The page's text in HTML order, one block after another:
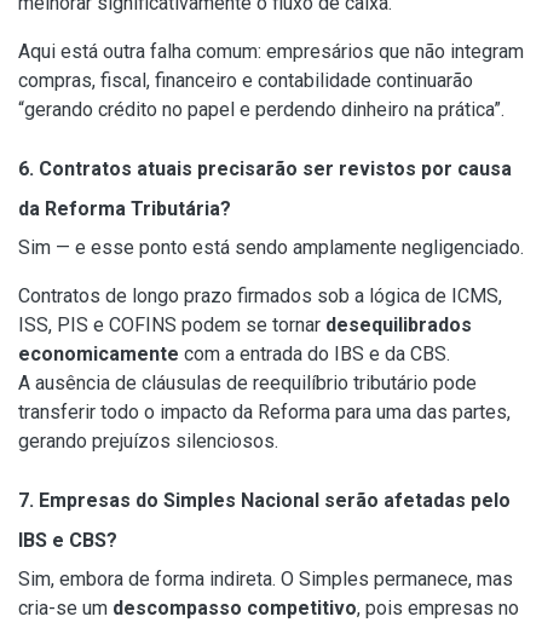
Aqui está outra falha comum: empresários que não integram
compras, fiscal, financeiro e contabilidade continuarão
“gerando crédito no papel e perdendo dinheiro na prática”.
6. Contratos atuais precisarão ser revistos por causa
da Reforma Tributária?
Sim — e esse ponto está sendo amplamente negligenciado.
Contratos de longo prazo firmados sob a lógica de ICMS,
ISS, PIS e COFINS podem se tornar desequilibrados
economicamente com a entrada do IBS e da CBS.
A ausência de cláusulas de reequilíbrio tributário pode
transferir todo o impacto da Reforma para uma das partes,
gerando prejuízos silenciosos.
7. Empresas do Simples Nacional serão afetadas pelo
IBS e CBS?
Sim, embora de forma indireta. O Simples permanece, mas
cria-se um descompasso competitivo, pois empresas no